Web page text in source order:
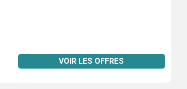
VOIR LES OFFRES